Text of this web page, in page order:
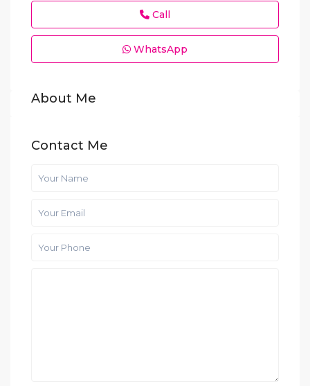
Call
WhatsApp
About Me
Contact Me